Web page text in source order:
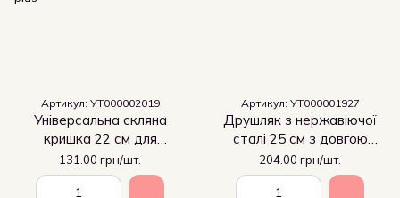
Артикул: УТ000002019
Універсальна скляна
кришка 22 см для
кухонного посуду з
паровідведенням А-П
131.00 грн/шт.
Артикул: УТ000001927
Друшляк з нержавіючої
сталі 25 см з довгою
ручкою на ніжці
204.00 грн/шт.